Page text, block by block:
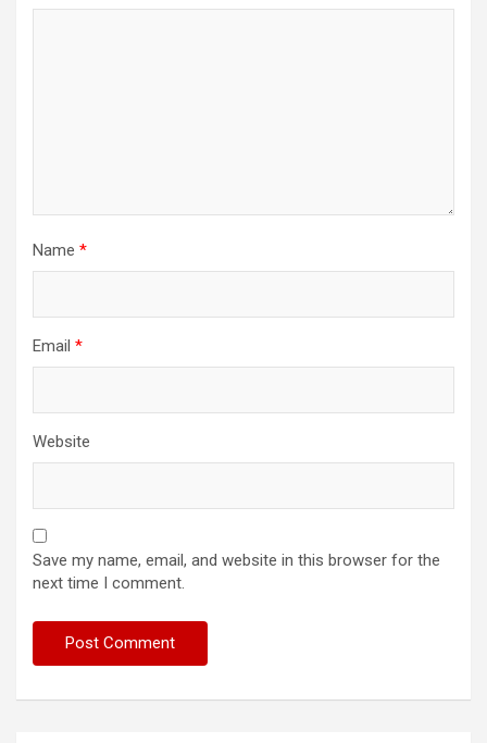
Name *
Email *
Website
Save my name, email, and website in this browser for the
next time I comment.